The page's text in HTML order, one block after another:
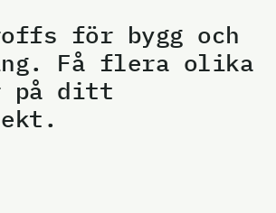
för bygg och
Få flera olika
på ditt